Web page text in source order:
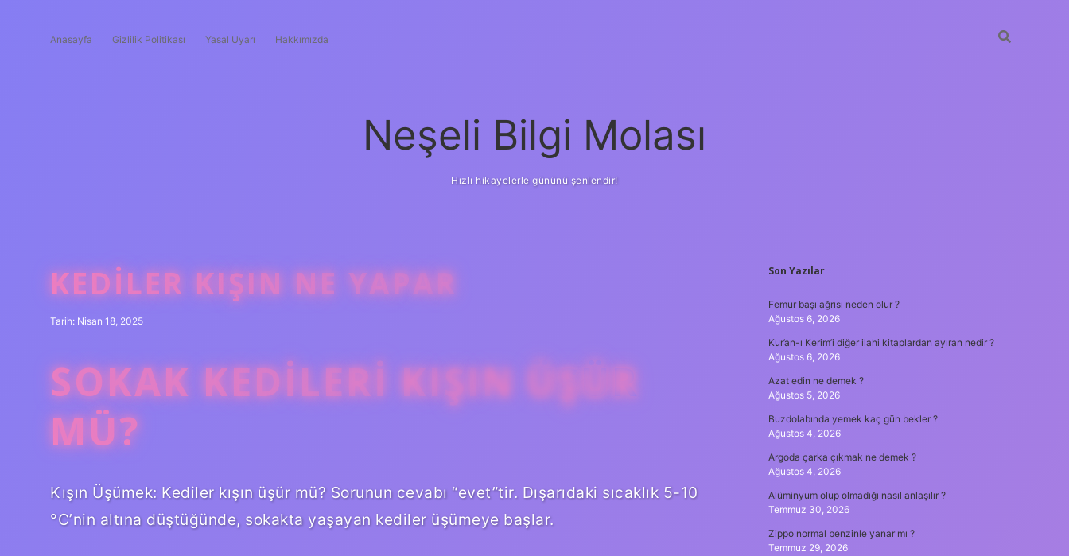
Anasayfa Gizlilik Politikası Yasal Uyarı Hakkımızda
Neşeli Bilgi Molası
Hızlı hikayelerle gününü şenlendir!
KEDILER KIŞIN NE YAPAR
Tarih: Nisan 18, 2025
SOKAK KEDILERI KIŞIN ÜŞÜR
MÜ?
Kışın Üşümek: Kediler kışın üşür mü? Sorunun cevabı “evet”tir. Dışarıdaki sıcaklık 5-10
°C’nin altına düştüğünde, sokakta yaşayan kediler üşümeye başlar.
SIDEBAR
Son Yazılar
Femur başı ağrısı neden olur ?
Ağustos 6, 2026
Kur’an-ı Kerim’i diğer ilahi kitaplardan ayıran nedir ?
Ağustos 6, 2026
Azat edin ne demek ?
Ağustos 5, 2026
Buzdolabında yemek kaç gün bekler ?
Ağustos 4, 2026
Argoda çarka çıkmak ne demek ?
Ağustos 4, 2026
Alüminyum olup olmadığı nasıl anlaşılır ?
Temmuz 30, 2026
Zippo normal benzinle yanar mı ?
Temmuz 29, 2026